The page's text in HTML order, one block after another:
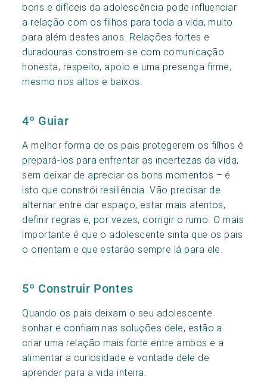
bons e difíceis da adolescência pode influenciar
a relação com os filhos para toda a vida, muito
para além destes anos. Relações fortes e
duradouras constroem-se com comunicação
honesta, respeito, apoio e uma presença firme,
mesmo nos altos e baixos.
4º Guiar
A melhor forma de os pais protegerem os filhos é
prepará-los para enfrentar as incertezas da vida,
sem deixar de apreciar os bons momentos – é
isto que constrói resiliência. Vão precisar de
alternar entre dar espaço, estar mais atentos,
definir regras e, por vezes, corrigir o rumo. O mais
importante é que o adolescente sinta que os pais
o orientam e que estarão sempre lá para ele.
5º Construir Pontes
Quando os pais deixam o seu adolescente
sonhar e confiam nas soluções dele, estão a
criar uma relação mais forte entre ambos e a
alimentar a curiosidade e vontade dele de
aprender para a vida inteira.